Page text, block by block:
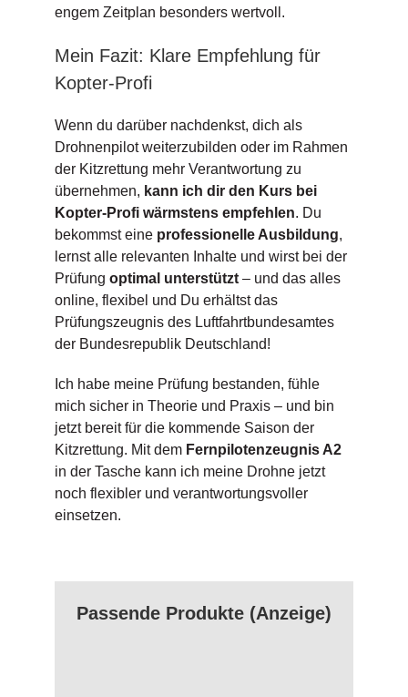
engem Zeitplan besonders wertvoll.
Mein Fazit: Klare Empfehlung für
Kopter-Profi
Wenn du darüber nachdenkst, dich als
Drohnenpilot weiterzubilden oder im Rahmen
der Kitzrettung mehr Verantwortung zu
übernehmen, kann ich dir den Kurs bei
Kopter-Profi wärmstens empfehlen. Du
bekommst eine professionelle Ausbildung,
lernst alle relevanten Inhalte und wirst bei der
Prüfung optimal unterstützt– und das alles
online, flexibel und Du erhältst das
Prüfungszeugnis des Luftfahrtbundesamtes
der Bundesrepublik Deutschland!
Ich habe meine Prüfung bestanden, fühle
mich sicher in Theorie und Praxis – und bin
jetzt bereit für die kommende Saison der
Kitzrettung. Mit dem Fernpilotenzeugnis A2
in der Tasche kann ich meine Drohne jetzt
noch flexibler und verantwortungsvoller
einsetzen.
Passende Produkte (Anzeige)